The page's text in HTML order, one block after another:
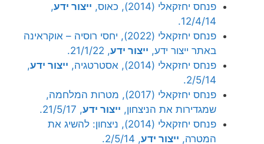
פנחס יחזקאלי (2014), כאוס,
ייצור ידע,
12/4/14.
פנחס יחזקאלי (2022), יחסי רוסיה – אוקראינה
באתר ייצור ידע, ייצור ידע, 21/1/22.
פנחס יחזקאלי (2014), אסטרטגיה,
ייצור ידע,
2/5/14.
פנחס יחזקאלי (2017), מטרות המלחמה,
שמגדירות את הניצחון, ייצור ידע, 21/5/17.
פנחס יחזקאלי (2014), ניצחון: להשיג את
המטרה, ייצור ידע, 2/5/14.